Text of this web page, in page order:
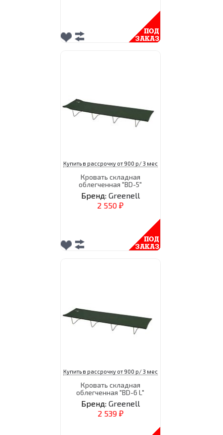
Купить в рассрочку от 900 р/ 3 мес
Кровать складная
облегченная "BD-5"
Бренд: Greenell
2 550 ₽
Купить в рассрочку от 900 р/ 3 мес
Кровать складная
облегченная "BD-6 L"
Бренд: Greenell
2 539 ₽